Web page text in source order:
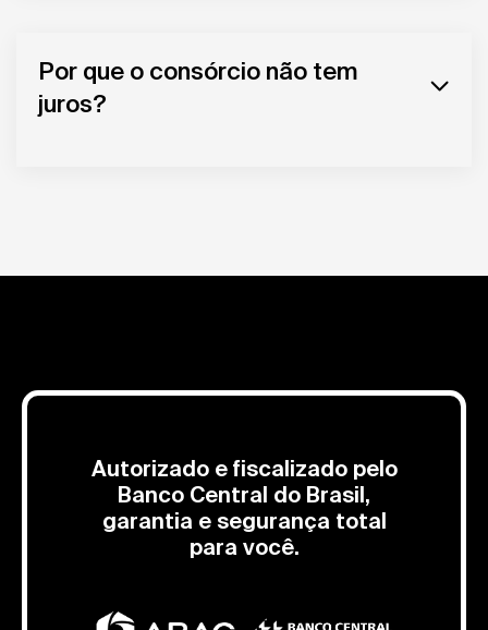
Por que o consórcio não tem
juros?
Autorizado e fiscalizado pelo
Banco Central do Brasil,
garantia e segurança total
para você.